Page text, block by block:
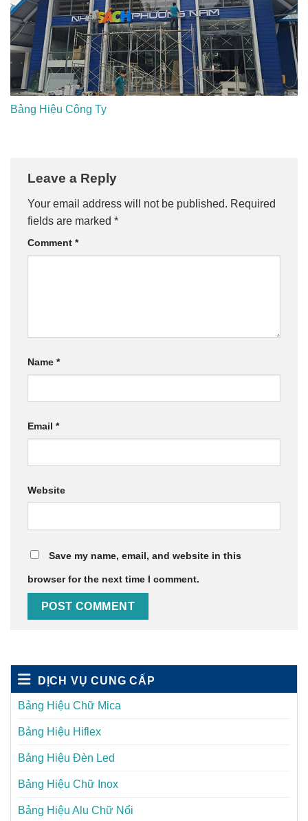
Bảng Hiệu Công Ty
Leave a Reply
Your email address will not be published. Required
fields are marked *
Comment *
Name *
Email *
Website
Save my name, email, and website in this
browser for the next time I comment.
DỊCH VỤ CUNG CẤP
Bảng Hiệu Chữ Mica
Bảng Hiệu Hiflex
Bảng Hiệu Đèn Led
Bảng Hiệu Chữ Inox
Bảng Hiệu Alu Chữ Nổi